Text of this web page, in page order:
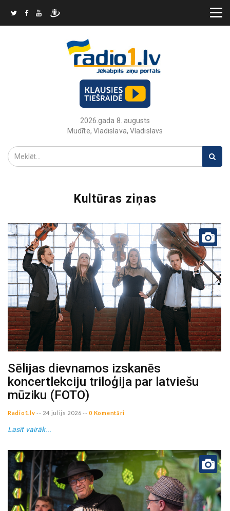
2026.gada 8. augusts
Mudīte, Vladislava, Vladislavs
Kultūras ziņas
Sēlijas dievnamos izskanēs
koncertlekciju triloģija par latviešu
mūziku (FOTO)
Radio1.lv -- 24 julijs 2026 -- 0 Komentāri
Lasīt vairāk...